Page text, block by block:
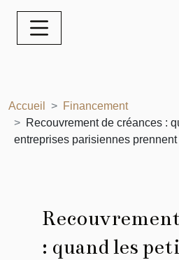
Accueil
Financement
Recouvrement de créances :
entreprises parisiennes
: quand les